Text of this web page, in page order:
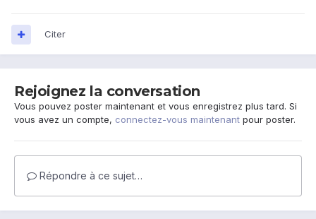
Citer
Rejoignez la conversation
Vous pouvez poster maintenant et vous enregistrez plus tard. Si
vous avez un compte, connectez-vous maintenant pour poster.
Répondre à ce sujet…